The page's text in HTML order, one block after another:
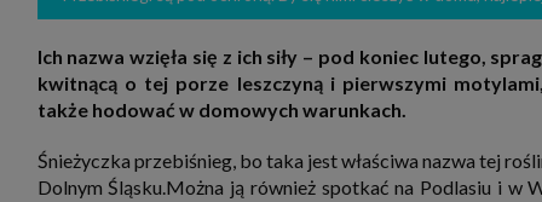
Na
Ich nazwa wzięła się z ich siły – pod koniec lutego,
kwitnącą o tej porze leszczyną i pierwszymi
także hodować w domowych warunkach.
Śnieżyczka przebiśnieg, bo taka jest właściwa nazwa tej
Dolnym Śląsku.Można ją również spotkać na Podlasiu i w